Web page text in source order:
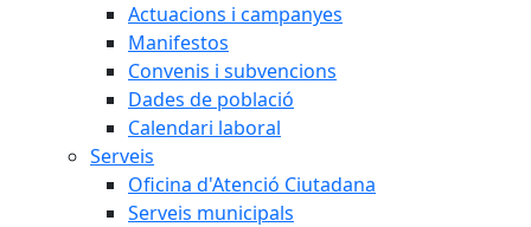
Actuacions i campanyes
Manifestos
Convenis i subvencions
Dades de població
Calendari laboral
Serveis
Oficina d'Atenció Ciutadana
Serveis municipals